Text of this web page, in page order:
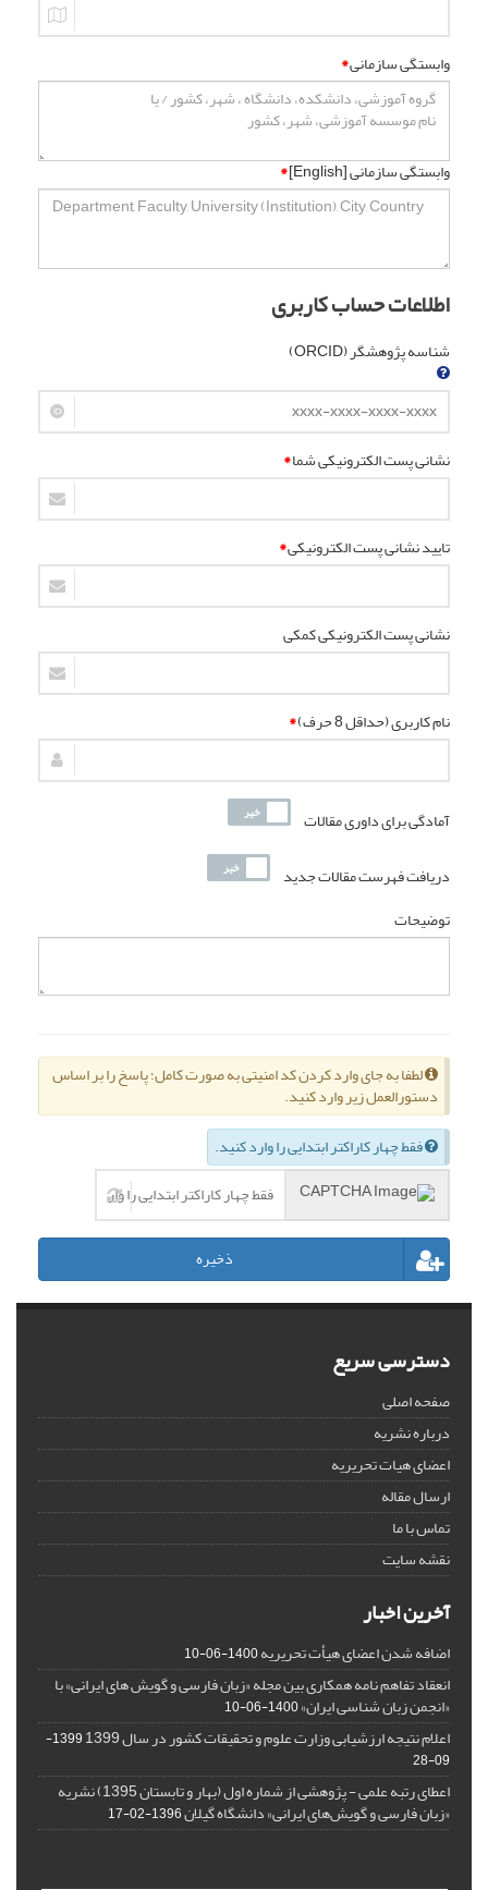
وابستگی سازمانی*
وابستگی سازمانی [English] *
اطلاعات حساب کاربری
شناسه پژوهشگر (ORCID)
نشانی پست الکترونیکی شما*
تایید نشانی پست الکترونیکی*
نشانی پست الکترونیکی کمکی
نام کاربری (حداقل 8 حرف) *
آمادگی برای داوری مقالات
دریافت فهرست مقالات جدید
توضیحات
لطفا به جای وارد کردن کد امنیتی به صورت کامل؛ پاسخ را بر اساس
دستورالعمل زیر وارد کنید.
فقط چهار کاراکتر ابتدایی را وارد کنید.
ذخیره
دسترسی سریع
صفحه اصلی
درباره نشریه
اعضای هیات تحریریه
ارسال مقاله
تماس با ما
نقشه سایت
آخرین اخبار
اضافه شدن اعضای هیأت تحریریه1400-06-10
انعقاد تفاهم نامه همکاری بین مجله «زبان فارسی و گویش های ایرانی» با
«انجمن زبان شناسی ایران»1400-06-10
اعلام نتیجه ارزشیابی وزارت علوم و تحقیقات کشور در سال 1399
1399-
09-28
اعطای رتبه علمی - پژوهشی از شماره اول (بهار و تابستان 1395) نشریه
«زبان فارسی و گویش‌های ایرانی» دانشگاه گیلان1396-02-17